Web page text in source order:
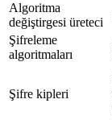
Algoritma
değiştirgesi üreteci
Şifreleme
algoritmaları
Şifre kipleri